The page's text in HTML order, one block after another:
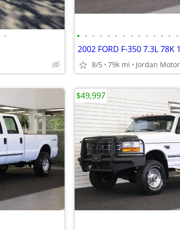
• • • • • • • • • • • • • • •
8/5 79k mi Jordan
$49,997